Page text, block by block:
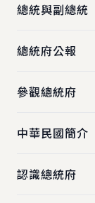
總統與副總統
總統府公報
參觀總統府
中華民國簡介
認識總統府